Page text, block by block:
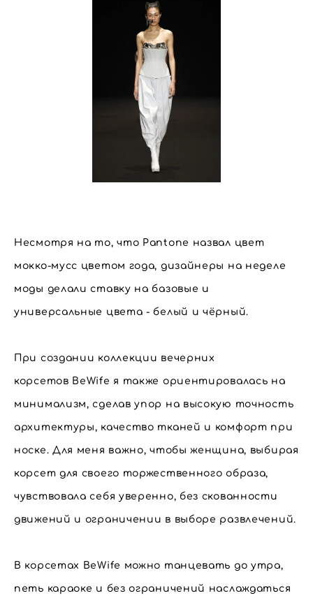
Несмотря на то, что Pantone назвал цвет
мокко-мусс цветом года, дизайнеры на неделе
моды делали ставку на базовые и
универсальные цвета - белый и чёрный.
При создании коллекции вечерних
корсетов BeWife я также ориентировалась на
минимализм, сделав упор на высокую точность
архитектуры, качество тканей и комфорт при
носке. Для меня важно, чтобы женщина, выбирая
корсет для своего торжественного образа,
чувствовала себя уверенно, без скованности
движений и ограничении в выборе развлечений.
В корсетах BeWife можно танцевать до утра,
петь караоке и без ограничений наслаждаться